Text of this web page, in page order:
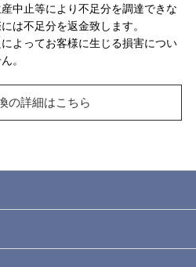
中止等により不足分を調達できな
は不足分を返金致します。
よってお客様に生じる損害につい
。
の詳細はこちら